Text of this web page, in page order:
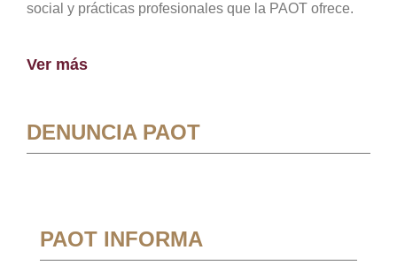
social y prácticas profesionales que la PAOT ofrece.
Ver más
DENUNCIA PAOT
PAOT INFORMA